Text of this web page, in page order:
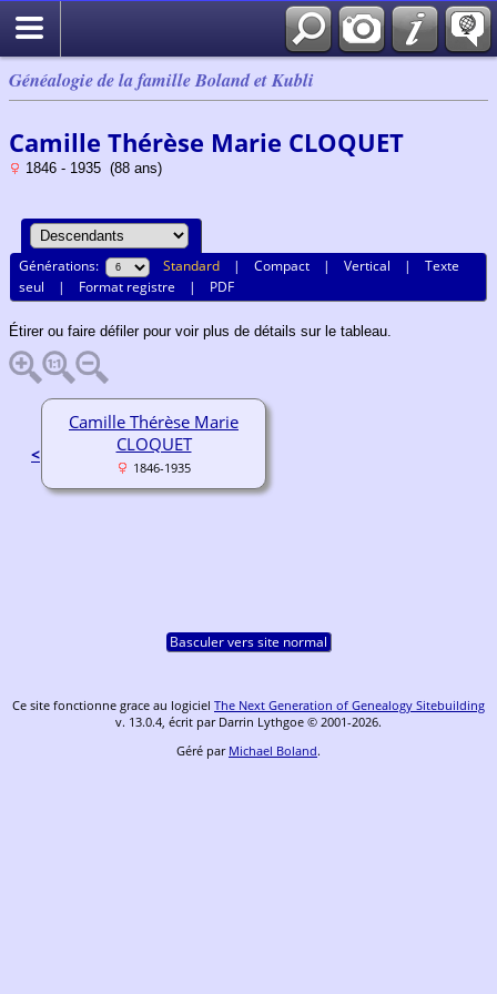
Généalogie de la famille Boland et Kubli
Camille Thérèse Marie CLOQUET
1846 - 1935 (88 ans)
Générations: Standard |Compact |Vertical |Texte
seul | Format registre | PDF
Étirer ou faire défiler pour voir plus de détails sur le tableau.
<
Camille Thérèse Marie
CLOQUET
1846-1935
Basculer vers site normal
Ce site fonctionne grace au logiciel The Next Generation of Genealogy Sitebuilding
v. 13.0.4, écrit par Darrin Lythgoe © 2001-2026.
Géré par Michael Boland.